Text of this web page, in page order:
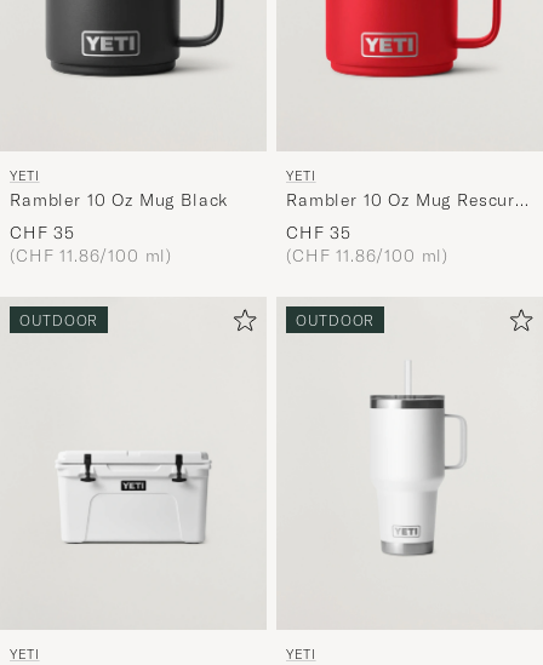
YETI
Rambler 10 Oz Mug Black
CHF 35
(CHF 11.86/100 ml)
YETI
Rambler 10 Oz Mug Rescure
Red
CHF 35
(CHF 11.86/100 ml)
OUTDOOR
YETI
OUTDOOR
YETI